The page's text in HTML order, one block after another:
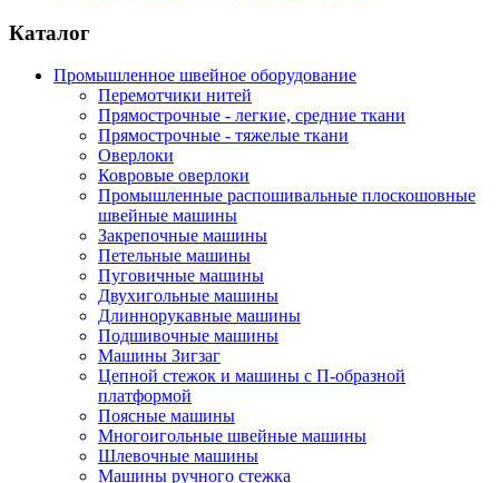
Каталог
Промышленное швейное оборудование
Перемотчики нитей
Прямострочные - легкие, средние ткани
Прямострочные - тяжелые ткани
Оверлоки
Ковровые оверлоки
Промышленные распошивальные плоскошовные
швейные машины
Закрепочные машины
Петельные машины
Пуговичные машины
Двухигольные машины
Длиннорукавные машины
Подшивочные машины
Машины Зигзаг
Цепной стежок и машины с П-образной
платформой
Поясные машины
Многоигольные швейные машины
Шлевочные машины
Машины ручного стежка